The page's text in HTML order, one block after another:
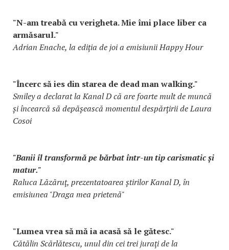
"N-am treabă cu verigheta. Mie îmi place liber ca
armăsarul."
Adrian Enache, la ediția de joi a emisiunii Happy Hour
"Încerc să ies din starea de dead man walking."
Smiley a declarat la Kanal D că are foarte mult de muncă
și încearcă să depășească momentul despărțirii de Laura
Cosoi
"Banii îl transformă pe bărbat într-un tip carismatic și
matur."
Raluca Lăzăruț, prezentatoarea știrilor Kanal D, în
emisiunea "Draga mea prietenă"
"Lumea vrea să mă ia acasă să le gătesc."
Cătălin Scărlătescu, unul din cei trei juraţi de la